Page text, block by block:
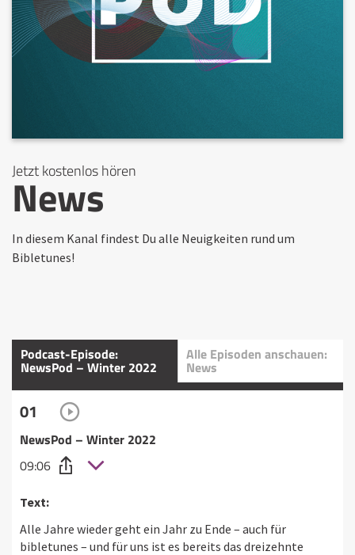
Jetzt kostenlos hören
News
In diesem Kanal findest Du alle Neuigkeiten rund um
Bibletunes!
Podcast-Episode:
NewsPod – Winter 2022
Alle Episoden anschauen:
News
01
NewsPod – Winter 2022
09:06
Text:
Alle Jahre wieder geht ein Jahr zu Ende – auch für
bibletunes – und für uns ist es bereits das dreizehnte